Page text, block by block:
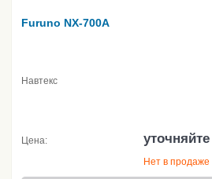
Furuno NX-700A
Навтекс
Цена: уточняйте
Нет в продаже